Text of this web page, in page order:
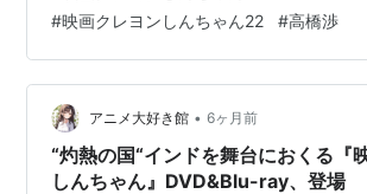
くり腰やって整体に行ったらロボットに（
もぼくはかっこいい。」ナルシスト署長
灯油。 「ロボットでもいい。あなたは立
わ。」 ごちそ…
#映画クレヨンしんちゃん22 #高橋渉
アニメ大好き館 • 6ヶ月前
“灼熱の国“インドを舞台におくる『
しんちゃん』DVD&Blu-ray、登場